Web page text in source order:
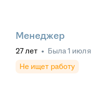
Менеджер
27лет • Была1 июля
Не ищет работу